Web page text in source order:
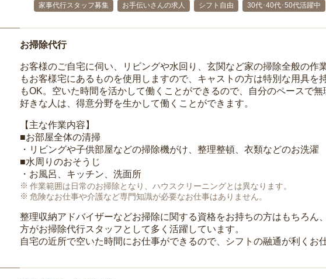
家事代行スタッフ募集
お手伝いさんの求人 シフト自由 30代･40代･50代活躍中
お掃除代行
お客様のご自宅に伺い、リビングや水回り、玄関など家の掃除全般の作
もお客様宅にあるものを使用しますので、キャストの方は特別な用具を
もOK。空いた時間を活かして働くことができるので、自分のペースで
好きな人は、得意分野を生かして働くことができます。
【主な作業内容】
■お部屋全体の清掃
・リビングや子供部屋などの掃除機がけ、整理整頓、衣類などのお洗濯
■水周りのおそうじ
・お風呂、キッチン、洗面所
作業範囲は日常のお掃除となり、ハウスクリーニングとは異なります。
危険なお仕事や介護など専門知識が必要なお仕事はありません。
整理収納アドバイザーなどお掃除に関する資格をお持ちの方はもちろん
方がお掃除代行スタッフとして多く活躍しています。
自宅の近所で空いた時間にお仕事ができるので、シフトの融通が利くお